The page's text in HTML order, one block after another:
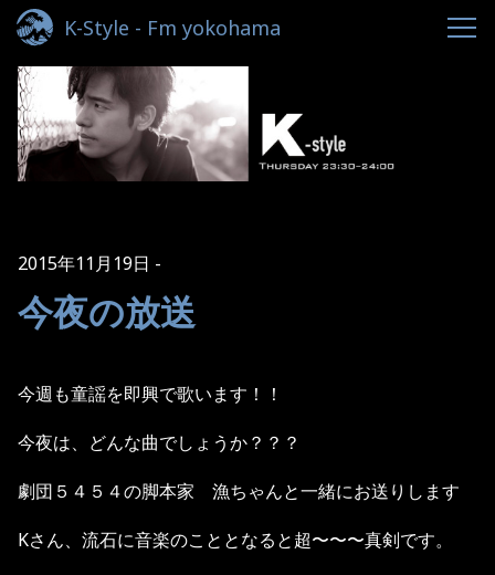
K-Style - Fm yokohama
2015年11月19日
今夜の放送
今週も童謡を即興で歌います！！
今夜は、どんな曲でしょうか？？？
劇団５４５４の脚本家 漁ちゃんと一緒にお送りします
Kさん、流石に音楽のこととなると超〜〜〜真剣です。